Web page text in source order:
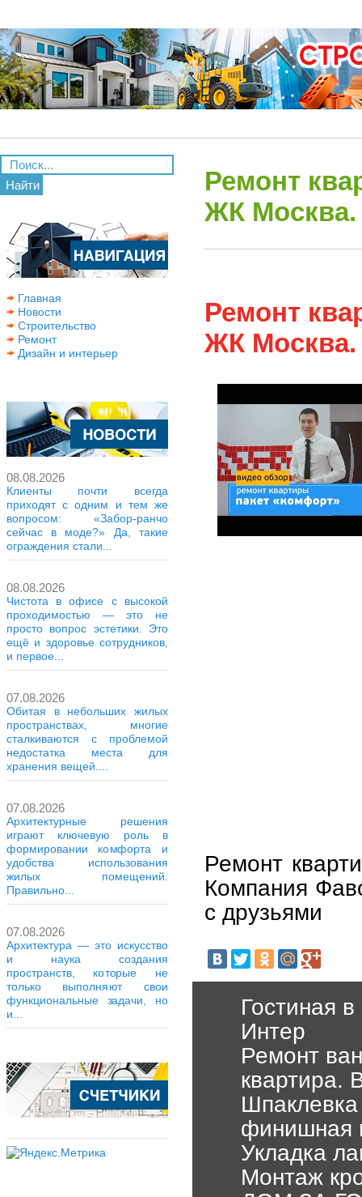
Найти
Главная
Новости
Строительство
Ремонт
Дизайн и интерьер
08.08.2026
Клиенты почти всегда
приходят с одним и тем же
вопросом: «Забор-ранчо
сейчас в моде?» Да, такие
ограждения стали...
08.08.2026
Чистота в офисе с высокой
проходимостью — это не
просто вопрос эстетики. Это
ещё и здоровье сотрудников,
и первое...
07.08.2026
Обитая в небольших жилых
пространствах, многие
сталкиваются с проблемой
недостатка места для
хранения вещей....
07.08.2026
Архитектурные решения
играют ключевую роль в
формировании комфорта и
удобства использования
жилых помещений.
Правильно...
07.08.2026
Архитектура — это искусство
и наука создания
пространств, которые не
только выполняют свои
функциональные задачи, но
и...
Ремонт
ЖК Москва.
Ремонт
ЖК Москва.
Ремонт
Компания
с друзьями
Гостиная
Интер
Ремонт
квартира.
финишная
Укладка
Монтаж